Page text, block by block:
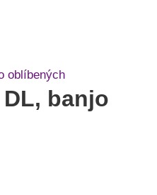
oblíbených
banjo